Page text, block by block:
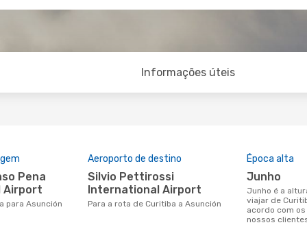
Informações úteis
Airport
para Asunción
Aeroporto de destino
Silvio Pettirossi
International Airport
Para a rota de Curitiba a Asunción
Época alta
junho
junho é a altura mais concorrida para
viajar de
acordo com
nossos